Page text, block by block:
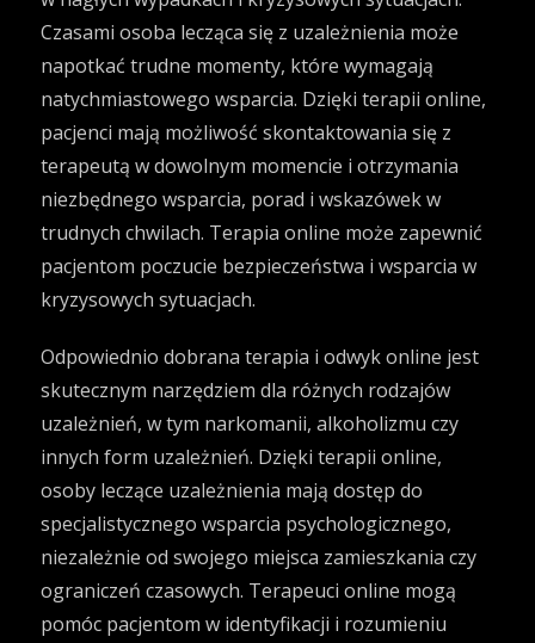
Czasami osoba lecząca się z uzależnienia może
napotkać trudne momenty, które wymagają
natychmiastowego wsparcia. Dzięki terapii online,
pacjenci mają możliwość skontaktowania się z
terapeutą w dowolnym momencie i otrzymania
niezbędnego wsparcia, porad i wskazówek w
trudnych chwilach. Terapia online może zapewnić
pacjentom poczucie bezpieczeństwa i wsparcia w
kryzysowych sytuacjach.
Odpowiednio dobranaterapia i odwyk online jest
skutecznym narzędziem dla różnych rodzajów
uzależnień, w tym narkomanii, alkoholizmu czy
innych form uzależnień. Dzięki terapii online,
osoby leczące uzależnienia mają dostęp do
specjalistycznego wsparcia psychologicznego,
niezależnie od swojego miejsca zamieszkania czy
ograniczeń czasowych. Terapeuci online mogą
pomóc pacjentom w identyfikacji i rozumieniu